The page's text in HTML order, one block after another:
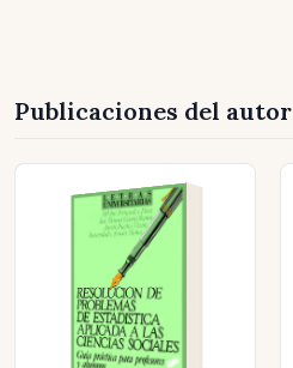
Publicaciones del autor